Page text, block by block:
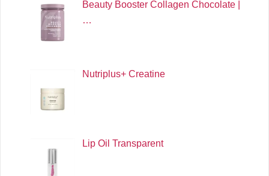
Beauty Booster Collagen Chocolate |
…
Nutriplus+ Creatine
Lip Oil Transparent